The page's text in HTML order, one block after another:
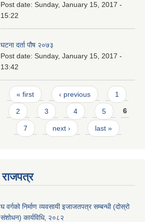
Post date: Sunday, January 15, 2017 -
15:22
घटना दर्ता पौष २०७३
Post date: Sunday, January 15, 2017 -
13:42
Pages
« first ‹ previous 1
2 3 4 5 6
7 next › last »
राजपत्र
घ वर्गको निर्माण व्यवसायी इजाजतपत्र सम्बन्धी (दोस्रो
संशोधन) कार्यविधि‚ २०८२